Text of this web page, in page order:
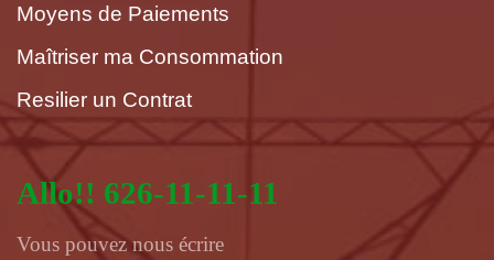
Moyens de Paiements
Maîtriser ma Consommation
Resilier un Contrat
Allo!! 626-11-11-11
Vous pouvez nous écrire